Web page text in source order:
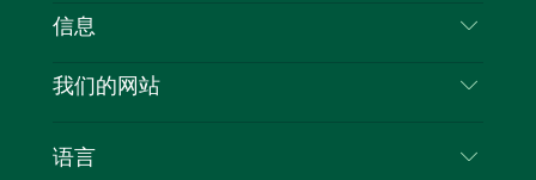
隐私
Cookie 通知
目的地
新南威尔士州公路旅行
活动
信息
旅行信息
新南威尔士州的商业
我们的网站
语言